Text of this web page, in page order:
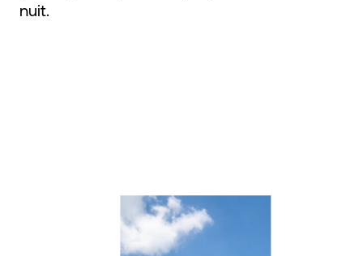
nuit.